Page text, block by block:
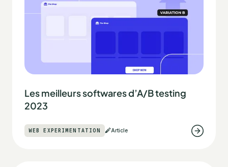
Les meilleurs softwares d’A/B testing
2023
WEB EXPERIMENTATION Article